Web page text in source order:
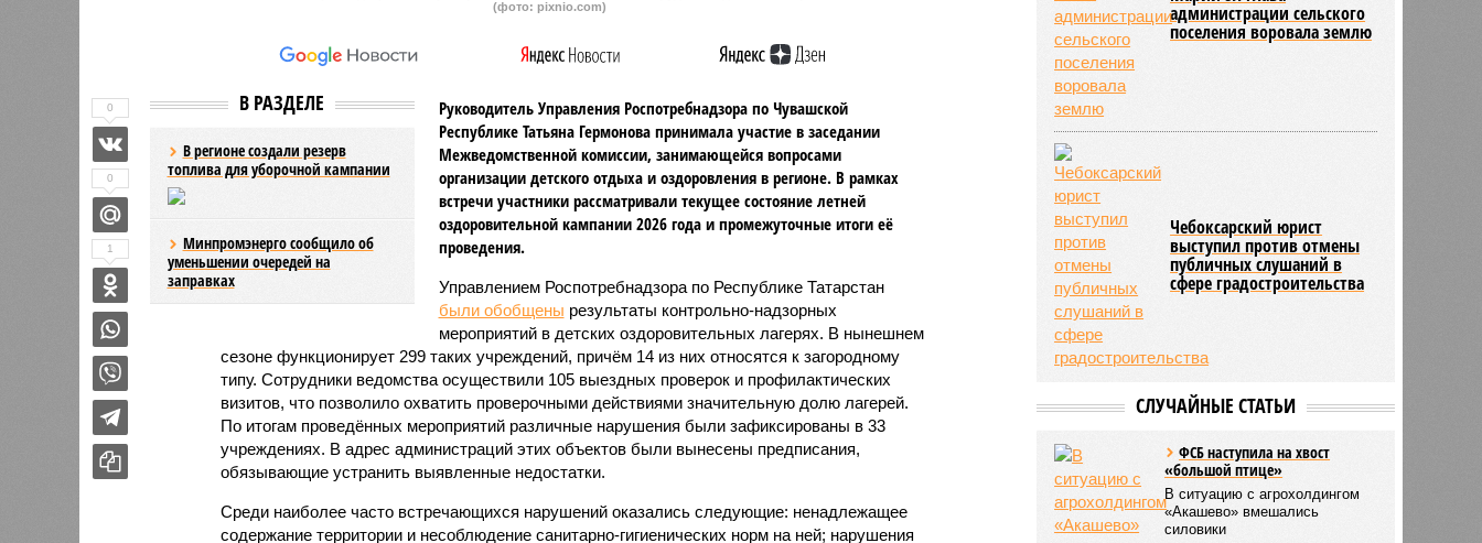
(фото: pixnio.com)
В РАЗДЕЛЕ
В регионе создали резерв
топлива для уборочной кампании
Минпромэнерго сообщило об
уменьшении очередей на
заправках
Руководитель Управления Роспотребнадзора по Чувашской
Республике Татьяна Гермонова принимала участие в заседании
Межведомственной комиссии, занимающейся вопросами
организации детского отдыха и оздоровления в регионе. В рамках
встречи участники рассматривали текущее состояние летней
оздоровительной кампании 2026 года и промежуточные итоги её
проведения.
Управлением Роспотребнадзора по Республике Татарстан
были обобщены результаты контрольно-надзорных
мероприятий в детских оздоровительных лагерях. В нынешнем
сезоне функционирует 299 таких учреждений, причём 14 из них относятся к загородному
типу. Сотрудники ведомства осуществили 105 выездных проверок и профилактических
визитов, что позволило охватить проверочными действиями значительную долю лагерей.
По итогам проведённых мероприятий различные нарушения были зафиксированы в 33
учреждениях. В адрес администраций этих объектов были вынесены предписания,
обязывающие устранить выявленные недостатки.
Среди наиболее часто встречающихся нарушений оказались следующие: ненадлежащее
содержание территории и несоблюдение санитарно-гигиенических норм на ней; нарушения
0
0
1
администрации сельского
поселения воровала землю
Чебоксарский юрист
выступил против отмены
публичных слушаний в
сфере градостроительства
СЛУЧАЙНЫЕ СТАТЬИ
ФСБ наступила на хвост
«большой птице»
В ситуацию с агрохолдингом
«Акашево» вмешались
силовики